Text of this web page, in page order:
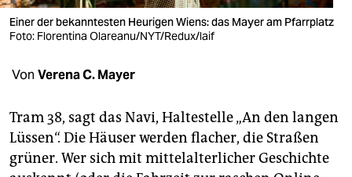
verlag
veranstaltungen
shop
unterstützen
abo
Einer der bekanntesten Heurigen Wiens: das Mayer am Pfarrplatz
Foto: Florentina Olareanu/NYT/Redux/laif
Von Verena C. Mayer
Tram 38, sagt das Navi, Haltestelle „An den langen
Lüssen“. Die Häuser werden flacher, die Straßen
grüner. Wer sich mit mittelalterlicher Geschichte